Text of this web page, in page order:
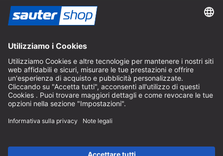
CGV
Protezione dei Dati
Impostazioni dei Cookie
della Germania per pacchi di dimensioni standard, esclusi articoli